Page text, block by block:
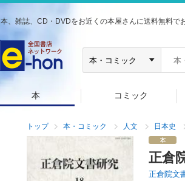
本、雑誌、CD・DVDをお近くの本屋さんに送料無料で
本 コミック
トップ 本・コミック 人文 日本史
正倉
正倉院文